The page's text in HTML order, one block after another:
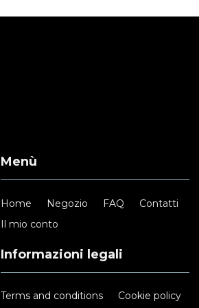
Menù
Home Negozio FAQ
Contatti
Il mio conto
Informazioni legali
Terms and conditions Cookie policy